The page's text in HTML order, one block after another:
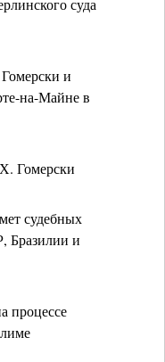
суда
и
на-Майне в
Гомерски
судебных
Бразилии и
процессе